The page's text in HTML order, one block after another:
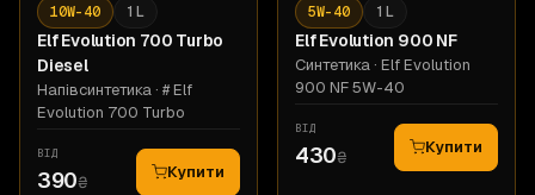
10W-40 1 L
Elf Evolution 700 Turbo
Diesel
Напівсинтетика · # Elf
Evolution 700 Turbo
ВІД
390₴ Купити
5W-40 1 L
Elf Evolution 900 NF
Синтетика · Elf Evolution
900 NF 5W-40
ВІД
430₴ Купити